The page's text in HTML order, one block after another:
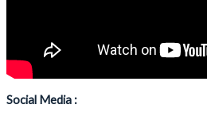
Social Media :